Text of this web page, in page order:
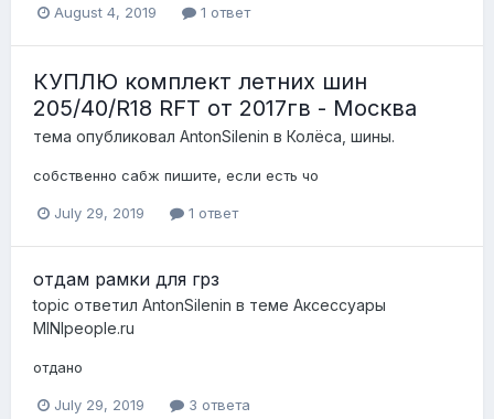
August 4, 2019 1 ответ
КУПЛЮ комплект летних шин
205/40/R18 RFT от 2017гв - Москва
тема опубликовал AntonSilenin в Колёса, шины.
собственно сабж пишите, если есть чо
July 29, 2019 1 ответ
отдам рамки для грз
topic ответил AntonSilenin в теме Аксессуары
MINIpeople.ru
отдано
July 29, 2019 3 ответа